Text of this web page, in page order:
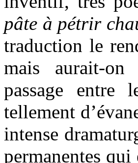
pâte à pétrir
traduction le
mais aurait-
passage
tellement
intense
permanentes